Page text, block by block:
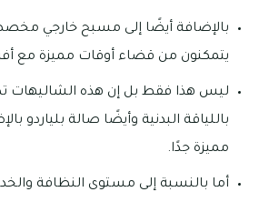
بالإضافة أيضًا إلى مسبح خارجي
يتمكنون من قضاء أوقات مميزة مع
ليس هذا فقط بل إن هذه
باللياقة البدنية وأيضًا صالة بلياردو
مميزة جدًا.
أما بالنسبة إلى مستوى النظافة